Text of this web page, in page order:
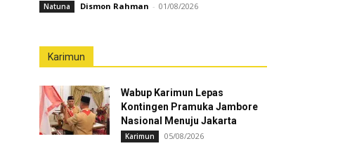
Natuna Dismon Rahman - 01/08/2026
Karimun
Wabup Karimun Lepas
Kontingen Pramuka Jambore
Nasional Menuju Jakarta
Karimun 05/08/2026